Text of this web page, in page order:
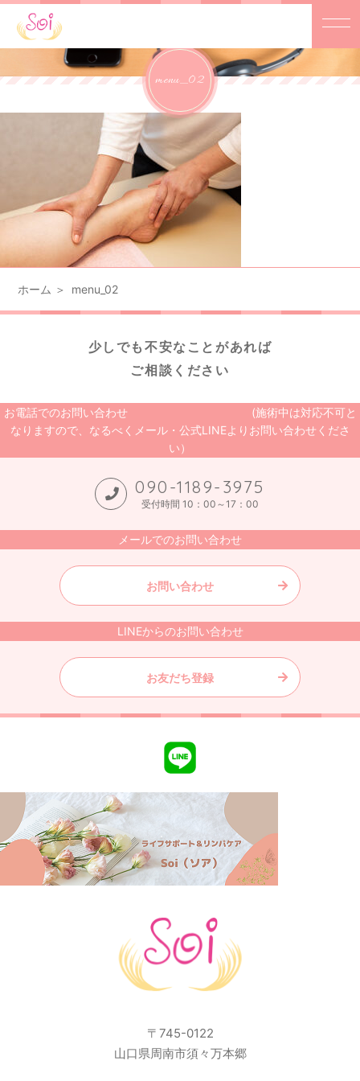
menu_02
ホーム menu_02
少しでも不安なことがあれば
ご相談ください
お電話でのお問い合わせ (施術中は対応不可と
なりますので、なるべくメール・公式LINEよりお問い合わせくださ
い）
090-1189-3975
受付時間 10：00～17：00
メールでのお問い合わせ
お問い合わせ
LINEからのお問い合わせ
お友だち登録
〒745-0122
山口県周南市須々万本郷